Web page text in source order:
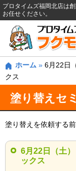
プロタイムズ福岡北店は
お任せください。
ホーム » 6月22日
クス
塗り替えセ
塗り替えを依頼する
6月22日（土
ックス